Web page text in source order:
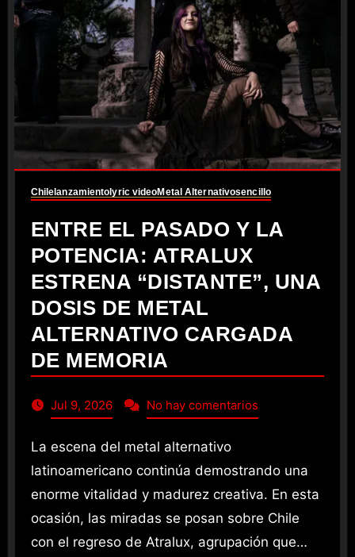
Chilelanzamientolyric videoMetal Alternativosencillo
ENTRE EL PASADO Y LA
POTENCIA: ATRALUX
ESTRENA “DISTANTE”, UNA
DOSIS DE METAL
ALTERNATIVO CARGADA
DE MEMORIA
Jul 9, 2026 No hay comentarios
La escena del metal alternativo
latinoamericano continúa demostrando una
enorme vitalidad y madurez creativa. En esta
ocasión, las miradas se posan sobre Chile
con el regreso de Atralux, agrupación que…